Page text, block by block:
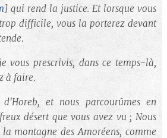
] qui rend la justice. Et lorsque vous
difficile, vous la porterez devant
.
vous prescrivis, dans ce temps-là,
à faire.
d'Horeb, et nous parcourûmes en
désert que vous avez vu ; Nous
montagne des Amoréens, comme